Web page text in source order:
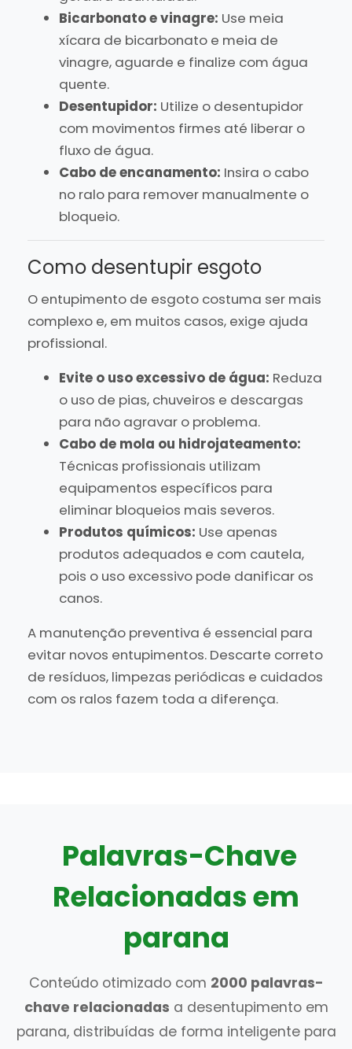
Bicarbonato e vinagre: Use meia
xícara de bicarbonato e meia de
vinagre, aguarde e finalize com água
quente.
Desentupidor: Utilize o desentupidor
com movimentos firmes até liberar o
fluxo de água.
Cabo de encanamento: Insira o cabo
no ralo para remover manualmente o
bloqueio.
Como desentupir esgoto
O entupimento de esgoto costuma ser mais
complexo e, em muitos casos, exige ajuda
profissional.
Evite o uso excessivo de água: Reduza
o uso de pias, chuveiros e descargas
para não agravar o problema.
Cabo de mola ou hidrojateamento:
Técnicas profissionais utilizam
equipamentos específicos para
eliminar bloqueios mais severos.
Produtos químicos: Use apenas
produtos adequados e com cautela,
pois o uso excessivo pode danificar os
canos.
A manutenção preventiva é essencial para
evitar novos entupimentos. Descarte correto
de resíduos, limpezas periódicas e cuidados
com os ralos fazem toda a diferença.
Palavras-Chave
Relacionadas em
parana
Conteúdo otimizado com 2000 palavras-
chave relacionadas a desentupimento em
parana, distribuídas de forma inteligente para